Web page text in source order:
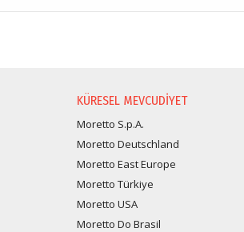
KÜRESEL MEVCUDIYET
Moretto S.p.A.
Moretto Deutschland
Moretto East Europe
Moretto Türkiye
Moretto USA
Moretto Do Brasil